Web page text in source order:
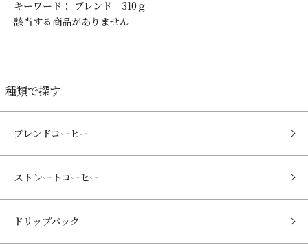
キーワード： ブレンド 310ｇ
該当する商品がありません
種類で探す
ブレンドコーヒー
ストレートコーヒー
ドリップバック